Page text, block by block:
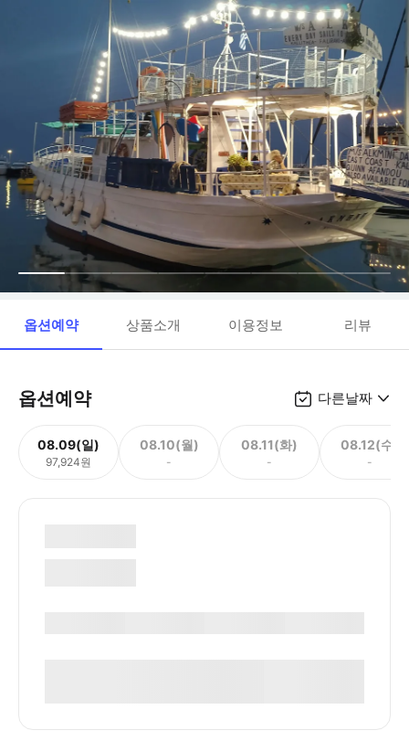
옵션예약 상품소개 이용정보 리뷰
옵션예약 다른날짜
08.09(일)
97,924원
08.10(월)
-
08.11(화)
-
08.12(수)
-